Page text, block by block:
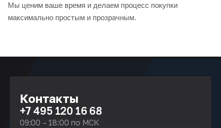
Мы ценим ваше время и делаем процесс покупки
максимально простым и прозрачным.
Контакты
+7 495 120 16 68
09:00 – 18:00 по МСК